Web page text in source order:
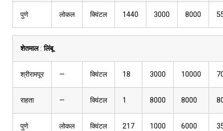
पुणे लोकल क्विंटल 1440 3000 8000
शेतमाल:लिंबू
श्रीरामपूर — क्विंटल 18 3000 10000
राहता — क्विंटल 1 8000 8000
पुणे लोकल क्विंटल 217 1000 6000